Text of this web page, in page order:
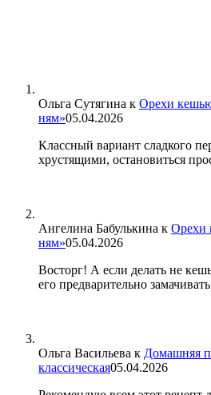
Ольга Сутягина к Орехи
ням»05.04.2026
Классный вариант сладкого
хрустящими, остановиться
Ангелина Бабулькина к Орехи
ням»05.04.2026
Восторг! А если делать не
его предварительно
Ольга Васильева к Домашняя
классическая05.04.2026